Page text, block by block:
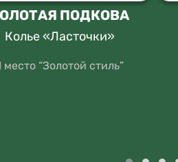
ПОДКОВА
Колье «Ласточки»
место “Золотой стиль”